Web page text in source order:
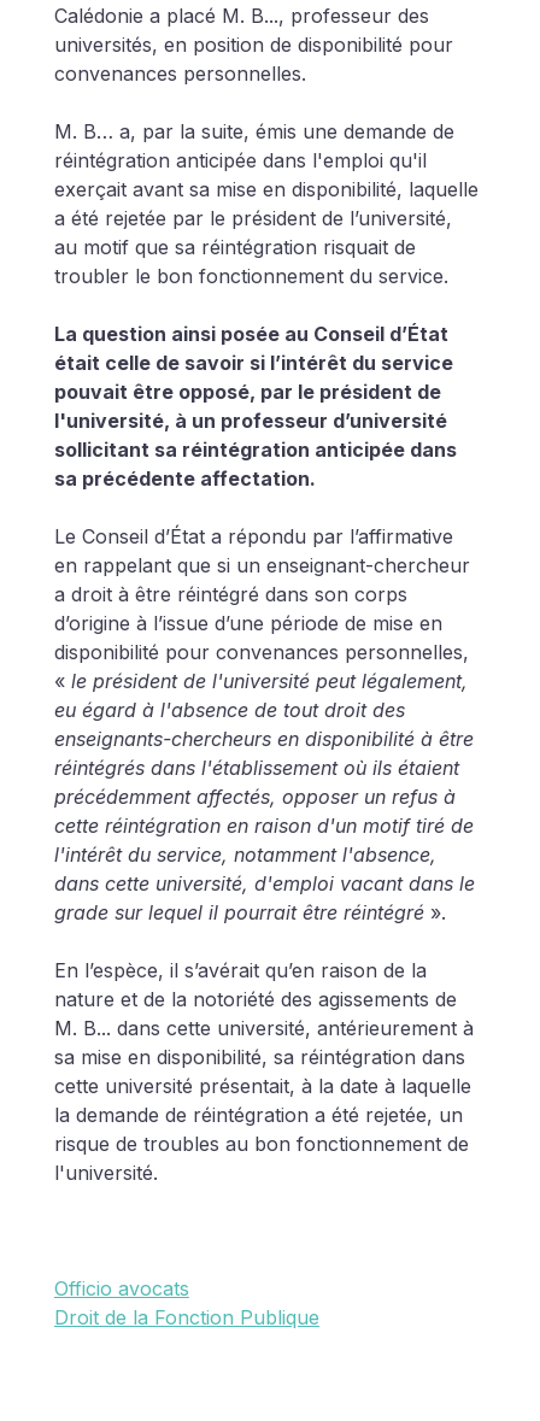
Calédonie a placé M. B..., professeur des
universités, en position de disponibilité pour
convenances personnelles.
M. B… a, par la suite, émis une demande de
réintégration anticipée dans l'emploi qu'il
exerçait avant sa mise en disponibilité, laquelle
a été rejetée par le président de l’université,
au motif que sa réintégration risquait de
troubler le bon fonctionnement du service.
La question ainsi posée au Conseil d’État
était celle de savoir si l’intérêt du service
pouvait être opposé, par le président de
l'université, à un professeur d’université
sollicitant sa réintégration anticipée dans
sa précédente affectation.
Le Conseil d’État a répondu par l’affirmative
en rappelant que si un enseignant-chercheur
a droit à être réintégré dans son corps
d’origine à l’issue d’une période de mise en
disponibilité pour convenances personnelles,
« le président de l'université peut légalement,
eu égard à l'absence de tout droit des
enseignants-chercheurs en disponibilité à être
réintégrés dans l'établissement où ils étaient
précédemment affectés, opposer un refus à
cette réintégration en raison d'un motif tiré de
l'intérêt du service, notamment l'absence,
dans cette université, d'emploi vacant dans le
grade sur lequel il pourrait être réintégré ».
En l’espèce, il s’avérait qu’en raison de la
nature et de la notoriété des agissements de
M. B... dans cette université, antérieurement à
sa mise en disponibilité, sa réintégration dans
cette université présentait, à la date à laquelle
la demande de réintégration a été rejetée, un
risque de troubles au bon fonctionnement de
l'université.
Officio avocats
Droit de la Fonction Publique